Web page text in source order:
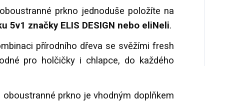
prkno jednoduše položíte na
5v1 značky ELIS DESIGN nebo eliNeli.
přírodního dřeva se svěžími fresh
pro holčičky i chlapce, do každého
oboustranné prkno je vhodným doplňkem